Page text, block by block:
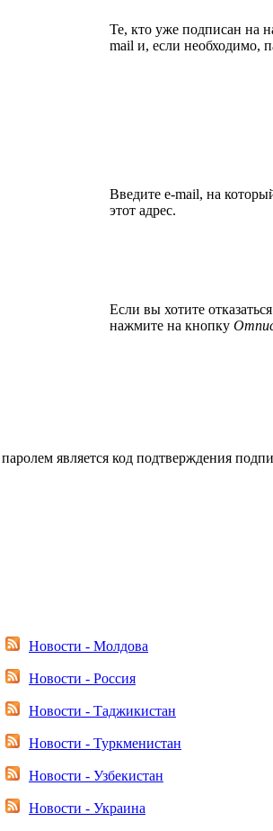
Те, кто уже подписан на
mail и, если необходимо,
Введите e-mail, на
этот адрес.
Если вы хотите
нажмите на кнопку
является код подтверждения
Новости - Молдова
Новости - Россия
Новости - Таджикистан
Новости - Туркменистан
Новости - Узбекистан
Новости - Украина